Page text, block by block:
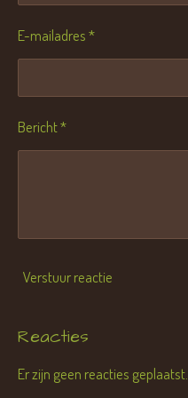
E-mailadres *
Bericht *
Verstuur reactie
Reacties
Er zijn geen reacties geplaatst.